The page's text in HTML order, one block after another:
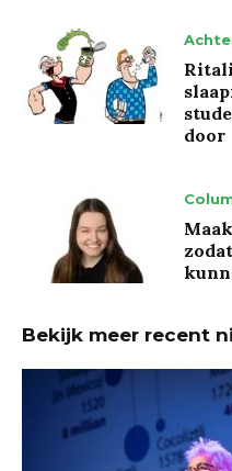
door
Bekijk meer recent